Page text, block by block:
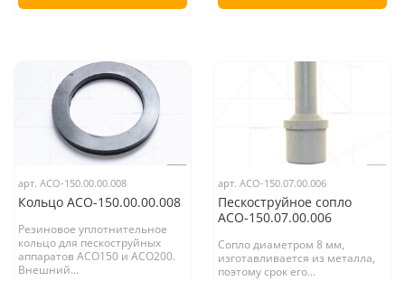
арт. АСО-150.00.00.008
Кольцо АСО-150.00.00.008
Резиновое уплотнительное
кольцо для пескоструйных
аппаратов АСО150 и АСО200.
Внешний...
арт. АСО-150.07.00.006
Пескоструйное сопло
АСО-150.07.00.006
Сопло диаметром 8 мм,
изготавливается из металла,
поэтому срок его...